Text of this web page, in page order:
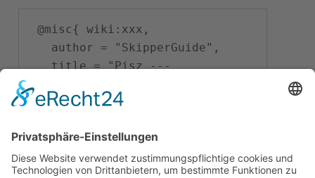
   title = "Pisz ---
SkipperGuide{,} ",
   year = "2012",
"\url{https://skipperguide.de/i
ndex.php?